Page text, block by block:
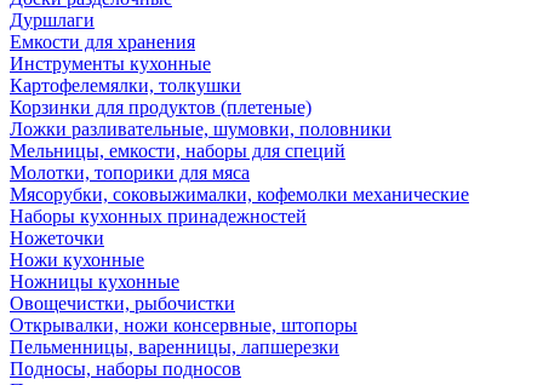
Дуршлаги
Емкости для хранения
Инструменты кухонные
Картофелемялки, толкушки
Корзинки для продуктов (плетеные)
Ложки разливательные, шумовки, половники
Мельницы, емкости, наборы для специй
Молотки, топорики для мяса
Мясорубки, соковыжималки, кофемолки механические
Наборы кухонных принадежностей
Ножеточки
Ножи кухонные
Ножницы кухонные
Овощечистки, рыбочистки
Открывалки, ножи консервные, штопоры
Пельменницы, варенницы, лапшерезки
Подносы, наборы подносов